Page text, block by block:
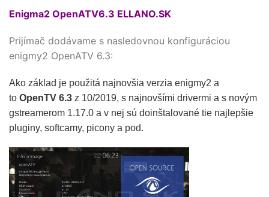
Enigma2 OpenATV6.3 ELLANO.SK
Prijímač dodávame s nasledovnou konfiguráciou
enigmy2 OpenATV 6.3:
Ako základ je použitá najnovšia verzia enigmy2 a
to OpenTV 6.3 z 10/2019, s najnovšími drivermi a s novým
gstreamerom 1.17.0 a v nej sú doinštalované tie najlepšie
pluginy, softcamy, picony a pod.